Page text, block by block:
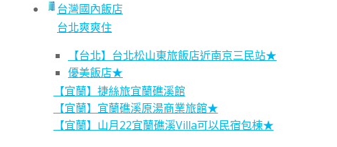
台灣國內飯店
台北爽爽住
【台北】台北松山東旅飯店近南京三民站★
優美飯店★
【宜蘭】捷絲旅宜蘭礁溪館
【宜蘭】宜蘭礁溪原湯商業旅館★
【宜蘭】山月22宜蘭礁溪Villa可以民宿包棟★